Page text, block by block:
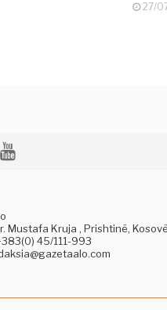
27/
Mustafa Kruja , Prishtinë,
45/111-993